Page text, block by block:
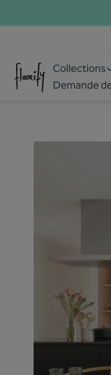
Collections
Demande